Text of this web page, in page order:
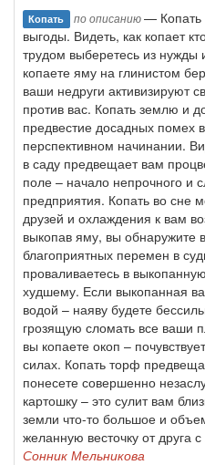
Копать по описанию— Копать
выгоды. Видеть, как копает
трудом выберетесь из
копаете яму на глинистом
ваши недруги активизируют
против вас. Копать землю и
предвестие досадных помех
перспективном начинании.
в саду предвещает вам
поле – начало непрочного и
предприятия. Копать во сне
друзей и охлаждения к вам
выкопав яму, вы обнаружите
благоприятных перемен в
проваливаетесь в
худшему. Если выкопанная
водой – наяву будете
грозящую сломать все ваши
вы копаете окоп –
силах. Копать торф
понесете совершенно
картошку – это сулит вам
земли что-то большое и
желанную весточку от друга
Сонник Мельникова